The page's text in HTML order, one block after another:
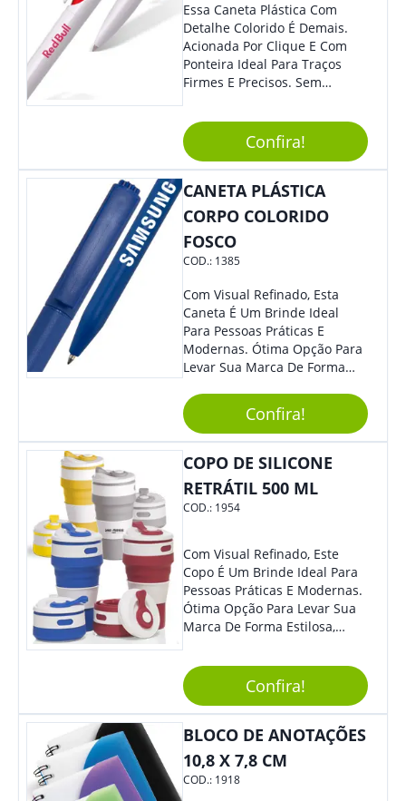
Essa Caneta Plástica Com
Detalhe Colorido É Demais.
Acionada Por Clique E Com
Ponteira Ideal Para Traços
Firmes E Precisos. Sem
Brinde Para Representar Sua
Marca. Dimensões: 1.6 Cm X
13.7 Cm X 1.6 Cm
Confira!
CANETA PLÁSTICA
CORPO COLORIDO
FOSCO
COD.: 1385
Com Visual Refinado, Esta
Caneta É Um Brinde Ideal
Para Pessoas Práticas E
Modernas. Ótima Opção Para
Levar Sua Marca De Forma
Sua Empresa Em Eventos,
Reuniões Corporativas Ou Até
Mesmo Para Presentear
Colaboradores.
Confira!
COPO DE SILICONE
RETRÁTIL 500 ML
COD.: 1954
Com Visual Refinado, Este
Copo É Um Brinde Ideal Para
Pessoas Práticas E Modernas.
Ótima Opção Para Levar Sua
Marca De Forma Estilosa,
Empresa Em Eventos,
Reuniões Corporativas Ou Até
Mesmo Para Presentear
Colaboradores.
Confira!
BLOCO DE ANOTAÇÕES
10,8 X 7,8 CM
COD.: 1918